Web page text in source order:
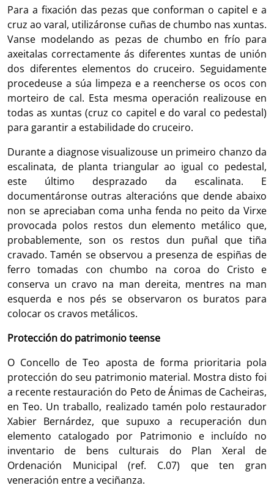
Para a fixación das pezas que conforman o capitel e a
cruz ao varal, utilizáronse cuñas de chumbo nas xuntas.
Vanse modelando as pezas de chumbo en frío para
axeitalas correctamente ás diferentes xuntas de unión
dos diferentes elementos do cruceiro. Seguidamente
procedeuse a súa limpeza e a reencherse os ocos con
morteiro de cal. Esta mesma operación realizouse en
todas as xuntas (cruz co capitel e do varal co pedestal)
para garantir a estabilidade do cruceiro.
Durante a diagnose visualizouse un primeiro chanzo da
escalinata, de planta triangular ao igual co pedestal,
este último desprazado da escalinata. E
documentáronse outras alteracións que dende abaixo
non se apreciaban coma unha fenda no peito da Virxe
provocada polos restos dun elemento metálico que,
probablemente, son os restos dun puñal que tiña
cravado. Tamén se observou a presenza de espiñas de
ferro tomadas con chumbo na coroa do Cristo e
conserva un cravo na man dereita, mentres na man
esquerda e nos pés se observaron os buratos para
colocar os cravos metálicos.
Protección do patrimonio teense
O Concello de Teo aposta de forma prioritaria pola
protección do seu patrimonio material. Mostra disto foi
a recente restauración do Peto de Ánimas de Cacheiras,
en Teo. Un traballo, realizado tamén polo restaurador
Xabier Bernárdez, que supuxo a recuperación dun
elemento catalogado por Patrimonio e incluído no
inventario de bens culturais do Plan Xeral de
Ordenación Municipal (ref. C.07) que ten gran
veneración entre a veciñanza.